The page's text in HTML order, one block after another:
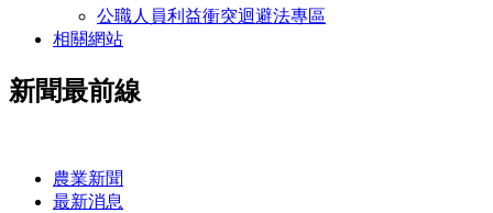
公職人員利益衝突迴避法專區
相關網站
新聞最前線
農業新聞
最新消息